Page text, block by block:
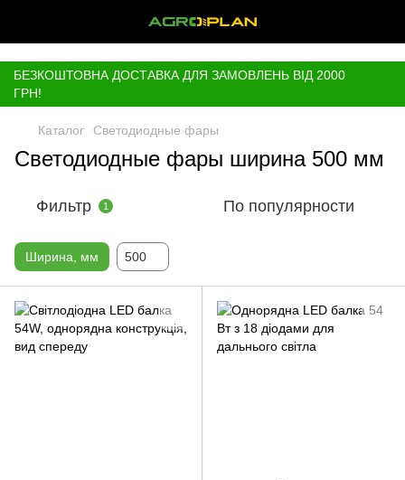
БЕЗКОШТОВНА ДОСТАВКА ДЛЯ ЗАМОВЛЕНЬ ВІД 2000
ГРН!
Каталог Светодиодные фары
Светодиодные фары ширина 500 мм
Фильтр 1 По популярности
Ширина, мм 500